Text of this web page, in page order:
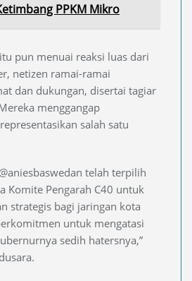
PPKM Mikro
pun menuai reaksi luas dari
netizen ramai-ramai
dan dukungan, disertai tagiar
menggangap
salah satu
telah terpilih
Komite Pengarah C40 untuk
strategis bagi jaringan kota
untuk mengatasi
sedih hatersnya,”